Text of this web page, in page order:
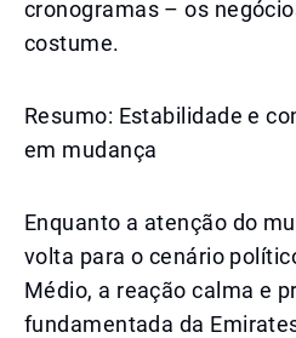
cronogramas – os
costume.
Resumo: Estabilidade e
em mudança
Enquanto a atenção do
volta para o cenário
Médio, a reação calma e
fundamentada da